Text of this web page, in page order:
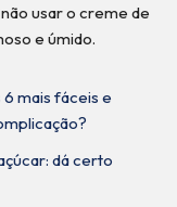
usar o creme de
e úmido.
mais fáceis e
dá certo